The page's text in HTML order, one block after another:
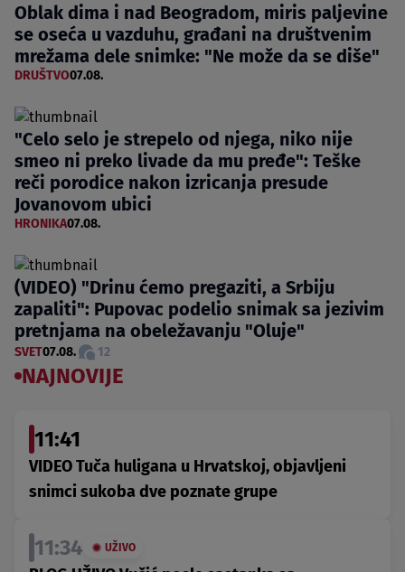
Oblak dima i nad Beogradom, miris paljevine
se oseća u vazduhu, građani na društvenim
mrežama dele snimke: "Ne može da se diše"
DRUŠTVO07.08.
"Celo selo je strepelo od njega, niko nije
smeo ni preko livade da mu pređe": Teške
reči porodice nakon izricanja presude
Jovanovom ubici
HRONIKA07.08.
(VIDEO) "Drinu ćemo pregaziti, a Srbiju
zapaliti": Pupovac podelio snimak sa jezivim
pretnjama na obeležavanju "Oluje"
SVET07.08. 12
NAJNOVIJE
11:41
VIDEO Tuča huligana u Hrvatskoj, objavljeni
snimci sukoba dve poznate grupe
11:34 UŽIVO